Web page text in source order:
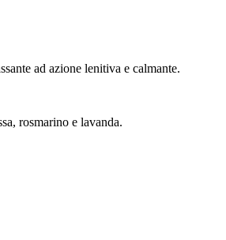
ad azione lenitiva e calmante.
rosmarino e lavanda.